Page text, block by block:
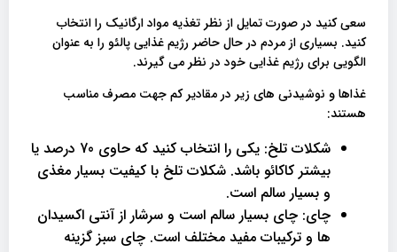
سعی کنید در صورت تمایل از نظر تغذیه مواد ارگانیک را انتخاب
کنید. بسیاری از مردم در حال حاضر رژیم غذایی پالئو را به عنوان
الگویی برای رژیم غذایی خود در نظر می گیرند.
غذاها و نوشیدنی های زیر در مقادیر کم جهت مصرف مناسب
هستند:
شکلات تلخ: یکی را انتخاب کنید که حاوی 70 درصد یا
بیشتر کاکائو باشد. شکلات تلخ با کیفیت بسیار مغذی
و بسیار سالم است.
چای: چای بسیار سالم است و سرشار از آنتی اکسیدان
ها و ترکیبات مفید مختلف است. چای سبز گزینه